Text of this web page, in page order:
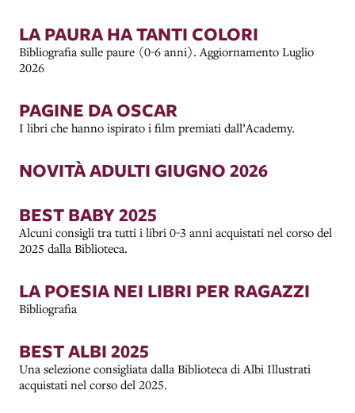
LA PAURA HA TANTI COLORI
Bibliografia sulle paure (0-6 anni). Aggiornamento Luglio
2026
PAGINE DA OSCAR
I libri che hanno ispirato i film premiati dall’Academy.
NOVITÀ ADULTI GIUGNO 2026
BEST BABY 2025
Alcuni consigli tra tutti i libri 0-3 anni acquistati nel corso del
2025 dalla Biblioteca.
LA POESIA NEI LIBRI PER RAGAZZI
Bibliografia
BEST ALBI 2025
Una selezione consigliata dalla Biblioteca di Albi Illustrati
acquistati nel corso del 2025.